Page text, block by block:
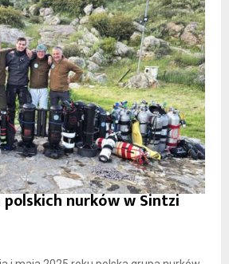
nurków w Sintzi